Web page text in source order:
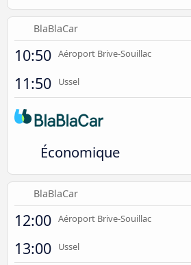
BlaBlaCar
10:50 Aéroport Brive-Souillac
11:50 Ussel
Économique
BlaBlaCar
12:00 Aéroport Brive-Souillac
13:00 Ussel